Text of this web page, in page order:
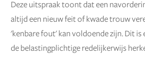
Deze uitspraak toont dat een
altijd een nieuw feit of kwade trouw
'kenbare fout' kan voldoende zijn. Dit is
de belastingplichtige redelijkerwijs